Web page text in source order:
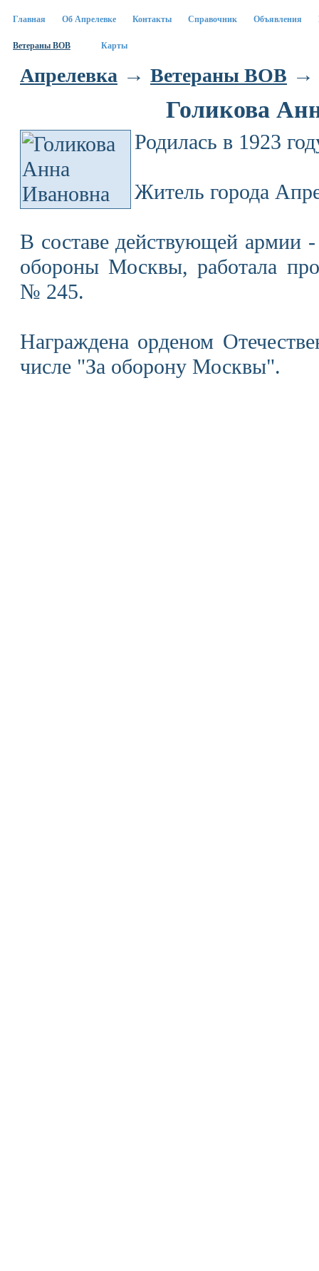
Главная Об Апрелевке Контакты Справочник Объявления
Ветераны ВОВ Карты
Апрелевка → Ветераны ВОВ →
Голикова
Родилась в 1923
Житель города
В составе действующей армии
обороны Москвы, работала
№ 245.
Награждена орденом
числе "За оборону Москвы".